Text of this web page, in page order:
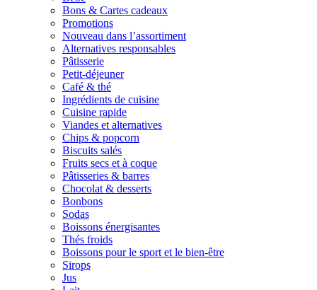
Bons & Cartes cadeaux
Promotions
Nouveau dans l’assortiment
Alternatives responsables
Pâtisserie
Petit-déjeuner
Café & thé
Ingrédients de cuisine
Cuisine rapide
Viandes et alternatives
Chips & popcorn
Biscuits salés
Fruits secs et à coque
Pâtisseries & barres
Chocolat & desserts
Bonbons
Sodas
Boissons énergisantes
Thés froids
Boissons pour le sport et le bien-être
Sirops
Jus